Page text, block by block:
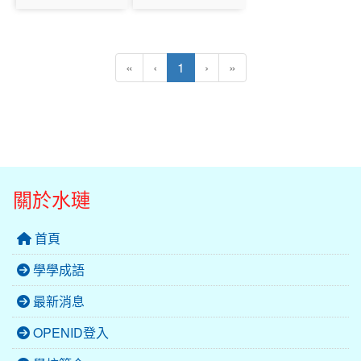
« ‹ 1 (目前頁次)
› »
關於水璉
首頁
學學成語
最新消息
OPENID登入